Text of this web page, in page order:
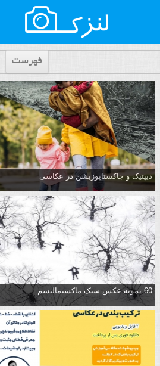
فهرست
دیپتیک و جاکستا‌پوزیشن در عکاسی
60 نمونه عکس سبک ماکسیمالیسم